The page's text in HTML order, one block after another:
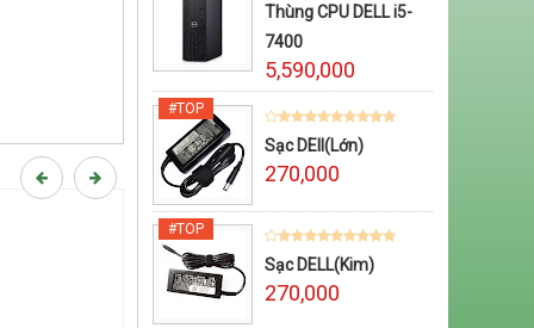
Thùng CPU DELL i5-
7400
5,590,000
Sạc DEll(Lớn)
270,000
Sạc DELL(Kim)
270,000